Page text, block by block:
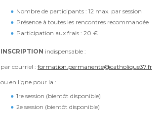
Nombre de participants : 12 max. par session
Présence à toutes les rencontres recommandée
Participation aux frais : 20 €
INSCRIPTION indispensable :
par courriel : formation.permanente@catholique37.fr
ou en ligne pour la :
1re session (bientôt disponible)
2e session (bientôt disponible)